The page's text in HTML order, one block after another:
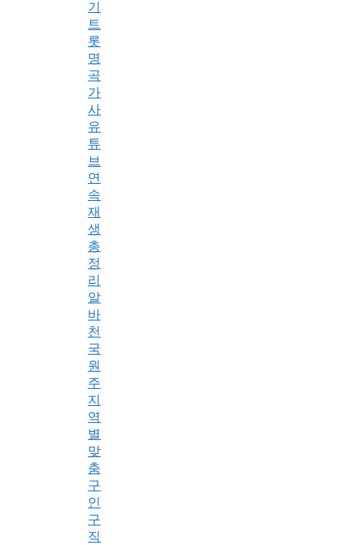
기
트
롯
명
곡
가
사
유
튜
브
연
속
재
생
총
정
리
알
바
천
국
원
주
지
역
별
맞
춤
구
인
구
직